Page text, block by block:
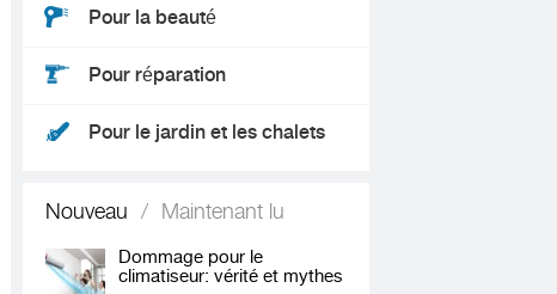
Pour la beauté
Pour réparation
Pour le jardin et les chalets
Nouveau / Maintenant lu
Dommage pour le
climatiseur: vérité et mythes